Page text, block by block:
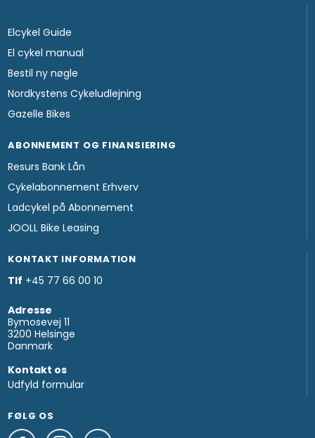
Elcykel Guide
El cykel manual
Bestil ny nøgle
Nordkystens Cykeludlejning
Gazelle Bikes
ABONNEMENT OG FINANSIERING
Resurs Bank Lån
Cykelabonnement Erhverv
Ladcykel på Abonnement
JOOLL Bike Leasing
KONTAKT INFORMATION
Tlf +45 77 66 00 10
Adresse
Bymosevej 11
3200 Helsinge
Danmark
Kontakt os
Udfyld formular
FØLG OS